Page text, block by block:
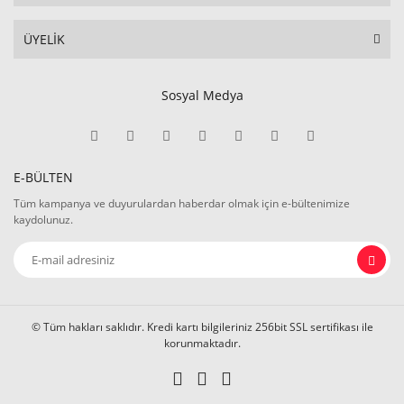
ÜYELİK
Sosyal Medya
E-BÜLTEN
Tüm kampanya ve duyurulardan haberdar olmak için e-bültenimize
kaydolunuz.
© Tüm hakları saklıdır. Kredi kartı bilgileriniz 256bit SSL sertifikası ile
korunmaktadır.